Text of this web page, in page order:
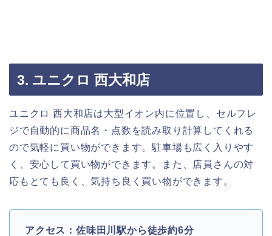
3. ユニクロ 西大和店
ユニクロ 西大和店は大型イオン内に位置し、セルフレ
ジで自動的に商品名・点数を読み取り計算してくれる
ので気軽に買い物ができます。駐車場も広く入りやす
く、安心して買い物ができます。また、店員さんの対
応もとても良く、気持ち良く買い物ができます。
アクセス：佐味田川駅から徒歩約6分